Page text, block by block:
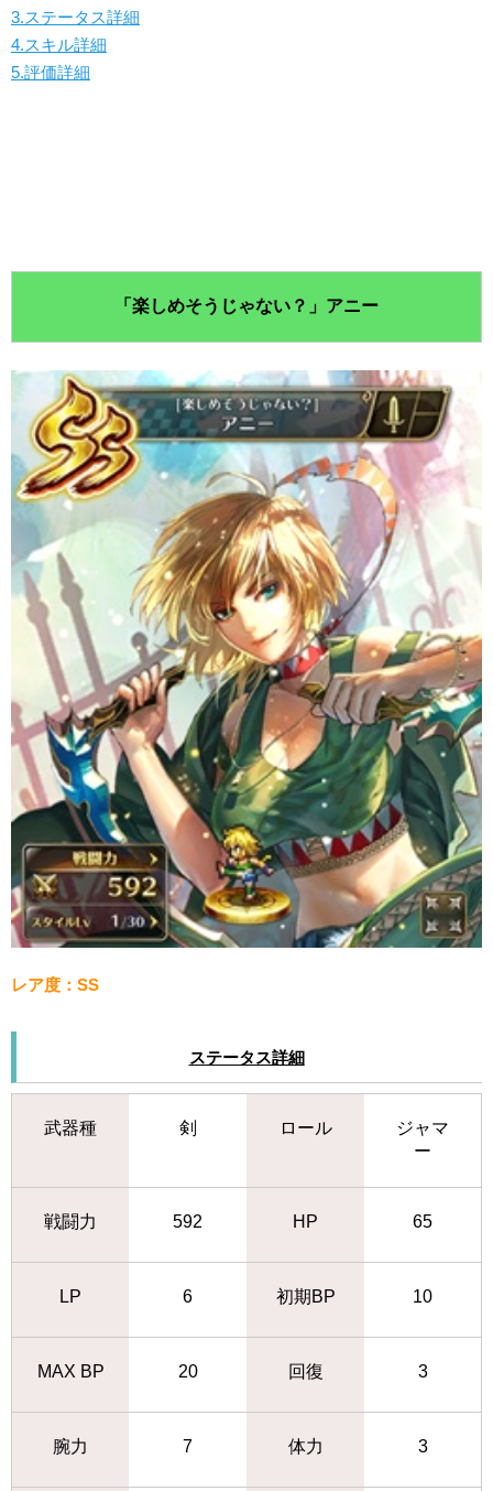
3.ステータス詳細
4.スキル詳細
5.評価詳細
「楽しめそうじゃない？」アニー
レア度：SS
ステータス詳細
武器種 剣 ロール
ジャマ
ー
戦闘力 592 HP 65
LP 6 初期BP 10
MAX BP 20 回復 3
腕力 7 体力 3